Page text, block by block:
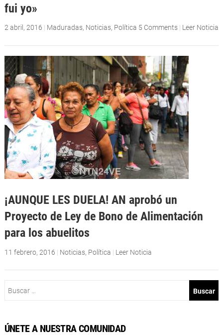
fui yo»
2 abril, 2016 | Maduradas, Noticias, Política 5 Comments | Leer Noticia
¡AUNQUE LES DUELA! AN aprobó un
Proyecto de Ley de Bono de Alimentación
para los abuelitos
11 febrero, 2016 | Noticias, Política | Leer Noticia
ÚNETE A NUESTRA COMUNIDAD